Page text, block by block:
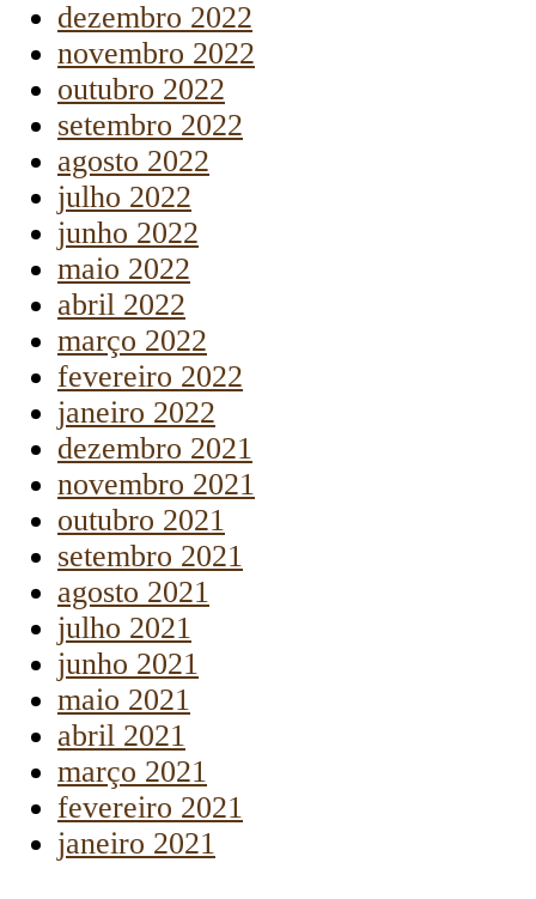
dezembro 2022
novembro 2022
outubro 2022
setembro 2022
agosto 2022
julho 2022
junho 2022
maio 2022
abril 2022
março 2022
fevereiro 2022
janeiro 2022
dezembro 2021
novembro 2021
outubro 2021
setembro 2021
agosto 2021
julho 2021
junho 2021
maio 2021
abril 2021
março 2021
fevereiro 2021
janeiro 2021